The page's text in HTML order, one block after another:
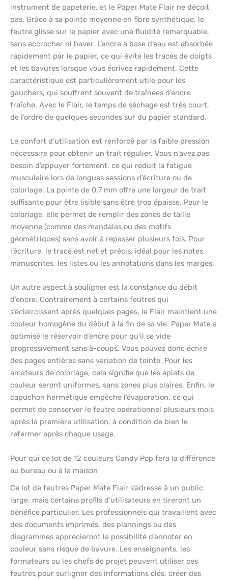
instrument de papeterie, et le Paper Mate Flair ne déçoit
pas. Grâce à sa pointe moyenne en fibre synthétique, le
feutre glisse sur le papier avec une fluidité remarquable,
sans accrocher ni baver. L’encre à base d’eau est absorbée
rapidement par le papier, ce qui évite les traces de doigts
et les bavures lorsque vous écrivez rapidement. Cette
caractéristique est particulièrement utile pour les
gauchers, qui souffrent souvent de traînées d’encre
fraîche. Avec le Flair, le temps de séchage est très court,
de l’ordre de quelques secondes sur du papier standard.
Le confort d’utilisation est renforcé par la faible pression
nécessaire pour obtenir un trait régulier. Vous n’avez pas
besoin d’appuyer fortement, ce qui réduit la fatigue
musculaire lors de longues sessions d’écriture ou de
coloriage. La pointe de 0,7 mm offre une largeur de trait
suffisante pour être lisible sans être trop épaisse. Pour le
coloriage, elle permet de remplir des zones de taille
moyenne (comme des mandalas ou des motifs
géométriques) sans avoir à repasser plusieurs fois. Pour
l’écriture, le tracé est net et précis, idéal pour les notes
manuscrites, les listes ou les annotations dans les marges.
Un autre aspect à souligner est la constance du débit
d’encre. Contrairement à certains feutres qui
s’éclaircissent après quelques pages, le Flair maintient une
couleur homogène du début à la fin de sa vie. Paper Mate a
optimisé le réservoir d’encre pour qu’il se vide
progressivement sans à-coups. Vous pouvez donc écrire
des pages entières sans variation de teinte. Pour les
amateurs de coloriage, cela signifie que les aplats de
couleur seront uniformes, sans zones plus claires. Enfin, le
capuchon hermétique empêche l’évaporation, ce qui
permet de conserver le feutre opérationnel plusieurs mois
après la première utilisation, à condition de bien le
refermer après chaque usage.
Pour qui ce lot de 12 couleurs Candy Pop fera la différence
au bureau ou à la maison
Ce lot de feutres Paper Mate Flair s’adresse à un public
large, mais certains profils d’utilisateurs en tireront un
bénéfice particulier. Les professionnels qui travaillent avec
des documents imprimés, des plannings ou des
diagrammes apprécieront la possibilité d’annoter en
couleur sans risque de bavure. Les enseignants, les
formateurs ou les chefs de projet peuvent utiliser ces
feutres pour surligner des informations clés, créer des